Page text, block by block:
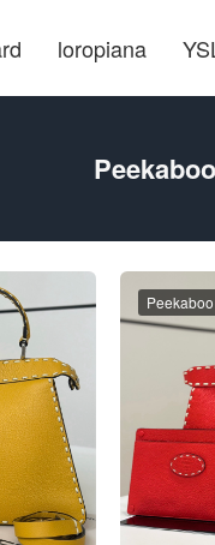
loropiana
Peekaboo